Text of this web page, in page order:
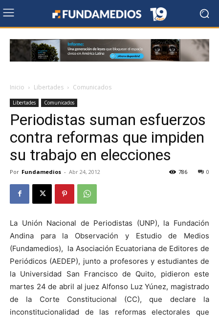
Inicio Libertades Comunicados
Libertades Comunicados
Periodistas suman esfuerzos
contra reformas que impiden
su trabajo en elecciones
Por Fundamedios - Abr 24, 2012 0
786
La Unión Nacional de Periodistas (UNP), la Fundación
Andina para la Observación y Estudio de Medios
(Fundamedios), la Asociación Ecuatoriana de Editores de
Periódicos (AEDEP), junto a profesores y estudiantes de
la Universidad San Francisco de Quito, pidieron este
martes 24 de abril al juez Alfonso Luz Yúnez, magistrado
de la Corte Constitucional (CC), que declare la
inconstitucionalidad de las reformas electorales que